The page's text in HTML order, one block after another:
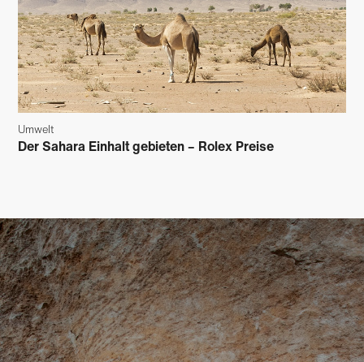
Umwelt
Der Sahara Einhalt gebieten – Rolex Preise